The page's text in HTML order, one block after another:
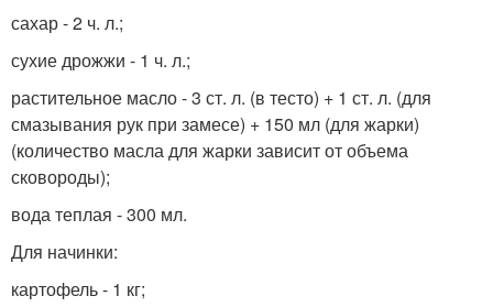
сахар - 2 ч. л.;
сухие дрожжи - 1 ч. л.;
растительное масло - 3 ст. л. (в тесто) + 1 ст. л. (для
смазывания рук при замесе) + 150 мл (для жарки)
(количество масла для жарки зависит от объема
сковороды);
вода теплая - 300 мл.
Для начинки:
картофель - 1 кг;